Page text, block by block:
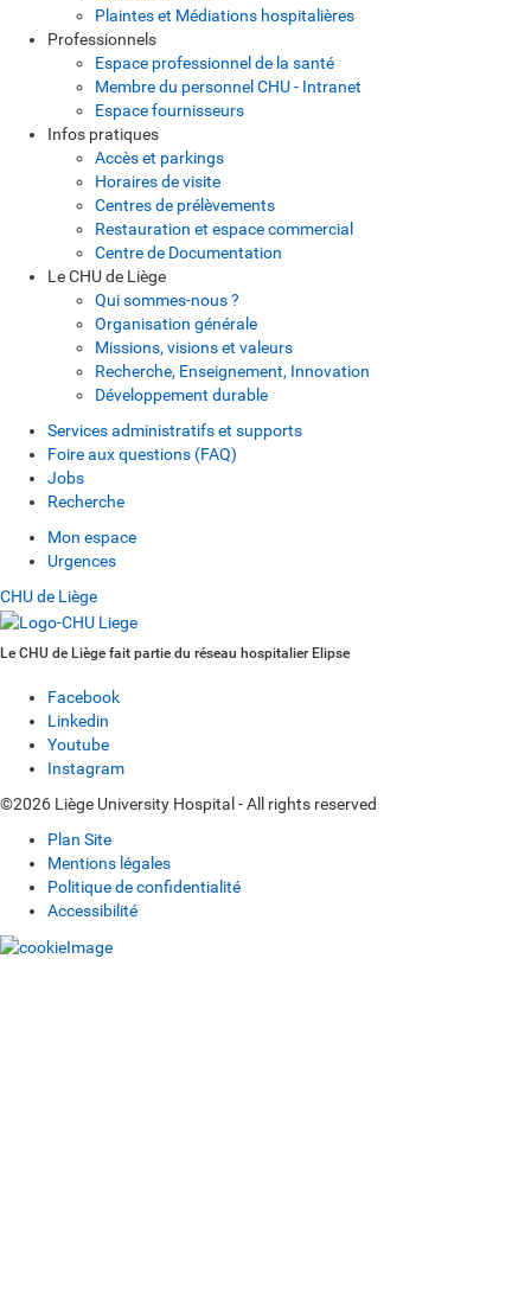
Plaintes et Médiations hospitalières
Professionnels
Espace professionnel de la santé
Membre du personnel CHU - Intranet
Espace fournisseurs
Infos pratiques
Accès et parkings
Horaires de visite
Centres de prélèvements
Restauration et espace commercial
Centre de Documentation
Le CHU de Liège
Qui sommes-nous ?
Organisation générale
Missions, visions et valeurs
Recherche, Enseignement, Innovation
Développement durable
Services administratifs et supports
Foire aux questions (FAQ)
Jobs
Recherche
Mon espace
Urgences
CHU de Liège
Le CHU de Liège fait partie du réseau hospitalier Elipse
Facebook
Linkedin
Youtube
Instagram
©2026 Liège University Hospital - All rights reserved
Plan Site
Mentions légales
Politique de confidentialité
Accessibilité